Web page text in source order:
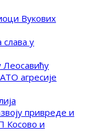
Вукових
у
Леосавићу
агресије
привреде и
Косово и